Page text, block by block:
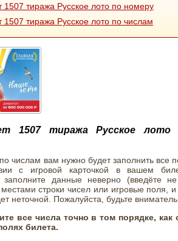
1507 тиража Русское лото по номеру
1507 тиража Русское лото по числам
1507 тиража Русское лото
числам вам нужно будет заполнить все
с игровой карточкой в вашем
данные неверно (введёте
строки чисел или игровые поля, и
неточной. Пожалуйста, будьте
все числа точно в том порядке, как
билета.